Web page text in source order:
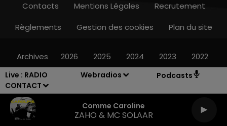
Live : RADIO
CONTACT
Webradios Podcasts
Comme Caroline
ZAHO & MC SOLAAR
Contacts Mentions Légales
Recrutement
Règlements
Gestion des cookies Plan du site
Archives 2026 2025 2024 2023 2022